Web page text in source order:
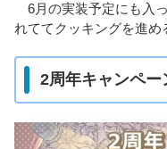
6月の実装予定にも入
れててクッキングを進め
2周年キャンペー